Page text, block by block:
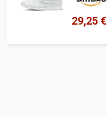
29,25 €